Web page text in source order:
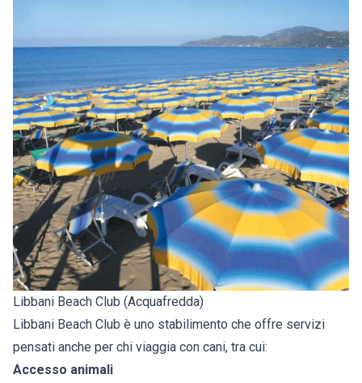
Libbani Beach Club (Acquafredda)
Libbani Beach Club è uno stabilimento che offre servizi
pensati anche per chi viaggia con cani, tra cui:
Accesso animali